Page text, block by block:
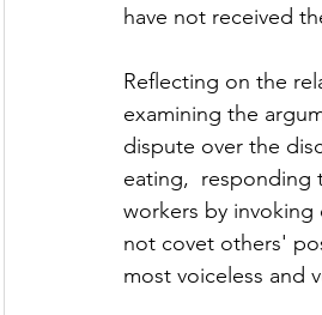
have not received
Reflecting on the
examining the
dispute over the
eating,  responding
workers by
not covet others'
most voiceless and